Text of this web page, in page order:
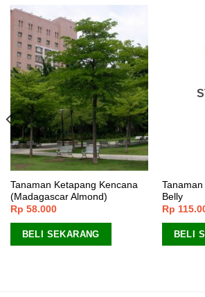
Tanaman Ketapang Kencana
(Madagascar Almond)
Rp 58.000
BELI SEKARANG
Tanaman
Belly
Rp
BELI